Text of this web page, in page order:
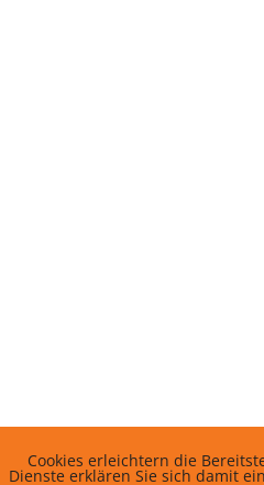
Cookies erleichtern die
Dienste erklären Sie sich damit